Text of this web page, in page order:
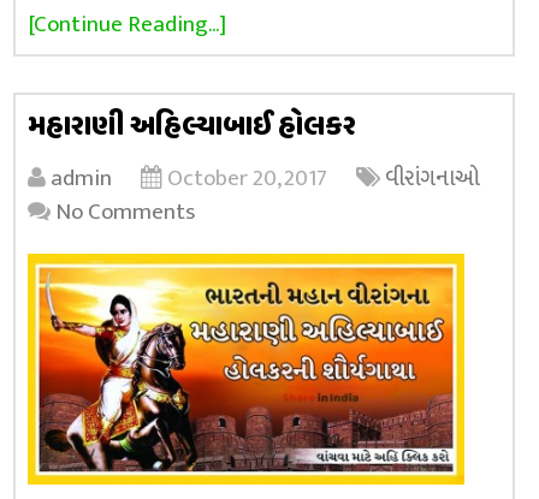
[Continue Reading...]
મહારાણી અહિલ્યાબાઈ હોલકર
admin October 20, 2017
વીરાંગનાઓ
No Comments